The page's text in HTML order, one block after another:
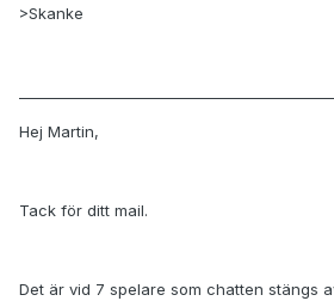
>Skanke
Hej Martin,
Tack för ditt mail.
Det är vid 7 spelare som chatten stängs